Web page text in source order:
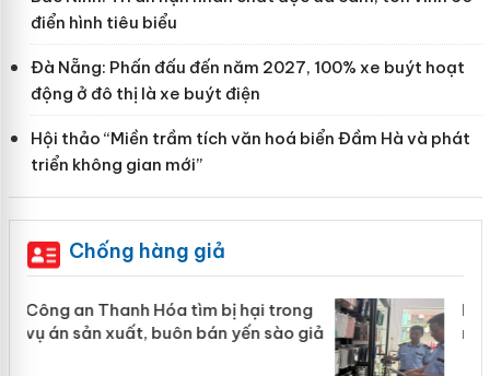
điển hình tiêu biểu
Đà Nẵng: Phấn đấu đến năm 2027, 100% xe buýt hoạt
động ở đô thị là xe buýt điện
Hội thảo “Miền trầm tích văn hoá biển Đầm Hà và phát
triển không gian mới”
Chống hàng giả
Lào Cai xử lý 83 vụ vi phạm thương
mại trong tháng 7